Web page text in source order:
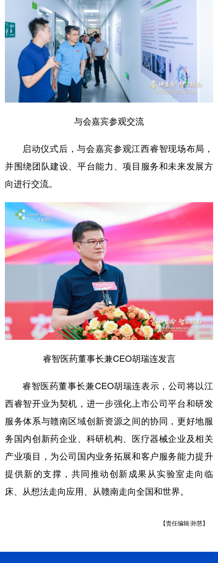
与会嘉宾参观交流
启动仪式后，与会嘉宾参观江西睿智现场布局，
并围绕团队建设、平台能力、项目服务和未来发展方
向进行交流。
睿智医药董事长兼CEO胡瑞连发言
睿智医药董事长兼CEO胡瑞连表示，公司将以江
西睿智开业为契机，进一步强化上市公司平台和研发
服务体系与赣南区域创新资源之间的协同，更好地服
务国内创新药企业、科研机构、医疗器械企业及相关
产业项目，为公司国内业务拓展和客户服务能力提升
提供新的支撑，共同推动创新成果从实验室走向临
床、从想法走向应用、从赣南走向全国和世界。
【责任编辑:孙慧】